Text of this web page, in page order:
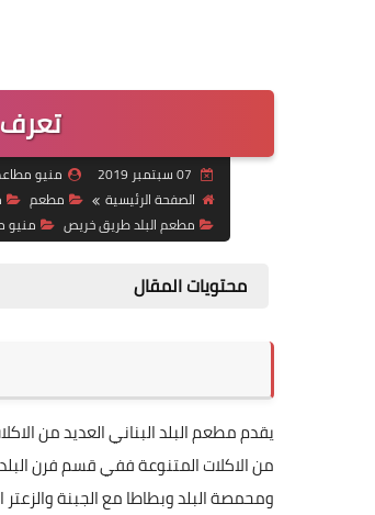
منيو
الصفحة الرئيسية
مطعم
مطعم البلد طريق خريص
منيو
محتويات المقال
يقدم مطعم البلد البناني العديد من
من الاكلات المتنوعة ففي قسم فرن
ومحمصة البلد وبطاطا مع الجبنة